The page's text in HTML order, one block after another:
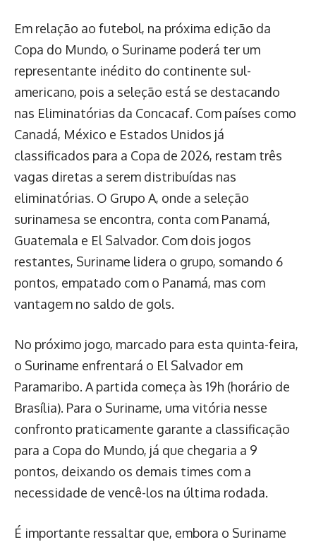
Em relação ao futebol, na próxima edição da
Copa do Mundo, o Suriname poderá ter um
representante inédito do continente sul-
americano, pois a seleção está se destacando
nas Eliminatórias da Concacaf. Com países como
Canadá, México e Estados Unidos já
classificados para a Copa de 2026, restam três
vagas diretas a serem distribuídas nas
eliminatórias. O Grupo A, onde a seleção
surinamesa se encontra, conta com Panamá,
Guatemala e El Salvador. Com dois jogos
restantes, Suriname lidera o grupo, somando 6
pontos, empatado com o Panamá, mas com
vantagem no saldo de gols.
No próximo jogo, marcado para esta quinta-feira,
o Suriname enfrentará o El Salvador em
Paramaribo. A partida começa às 19h (horário de
Brasília). Para o Suriname, uma vitória nesse
confronto praticamente garante a classificação
para a Copa do Mundo, já que chegaria a 9
pontos, deixando os demais times com a
necessidade de vencê-los na última rodada.
É importante ressaltar que, embora o Suriname